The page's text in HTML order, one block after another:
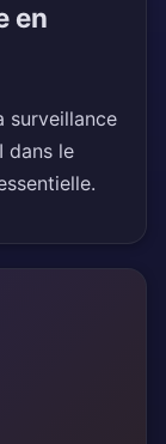
en
surveillance
dans le